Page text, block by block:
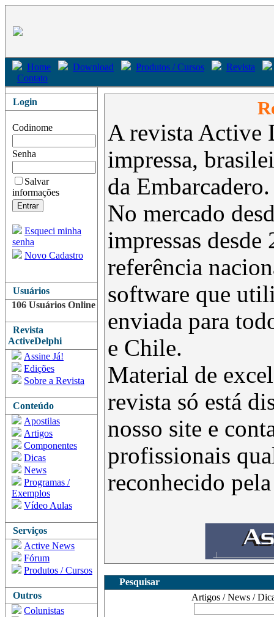
Home Download Produtos / Cursos
Revista
Contato
Login
Codinome
Senha
Salvar
informações
Esqueci minha
senha
Novo Cadastro
Usuários
106 Usuários Online
Revista
ActiveDelphi
Assine Já!
Edições
Sobre a Revista
Conteúdo
Apostilas
Artigos
Componentes
Dicas
News
Programas /
Exemplos
Vídeo Aulas
Serviços
Active News
Fórum
Produtos / Cursos
Outros
Colunistas
A revista Active
impressa,
da Embarcadero.
No mercado
impressas
referência
software que
enviada para
e Chile.
Material de
revista só está
nosso site e
profissionais
reconhecido
Pesquisar
Artigos / News /